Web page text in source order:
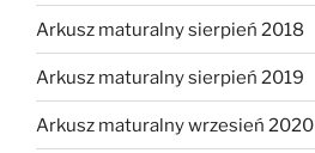
Arkusz maturalny sierpień 2018
Arkusz maturalny sierpień 2019
Arkusz maturalny wrzesień 2020